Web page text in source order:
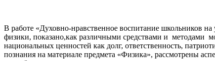
В работе «Духовно-нравственное воспитание школьников
физики, показано,как различными средствами и методами
национальных ценностей как долг, ответственность,
познания на материале предмета «Физика», рассмотрены